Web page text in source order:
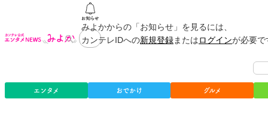
みよかからの「お知らせ」を見るには、
カンテレIDへの新規登録またはログインが必要
エンタメ おでかけ グルメ